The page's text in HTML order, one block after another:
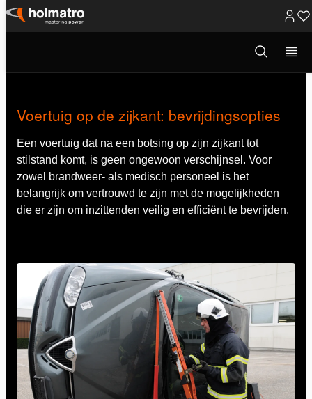
Ga
Open
zoekvenster
Voertuig op de zijkant: bevrijdingsopties
Een voertuig dat na een botsing op zijn zijkant tot
stilstand komt, is geen ongewoon verschijnsel. Voor
zowel brandweer- als medisch personeel is het
belangrijk om vertrouwd te zijn met de mogelijkheden
die er zijn om inzittenden veilig en efficiënt te bevrijden.